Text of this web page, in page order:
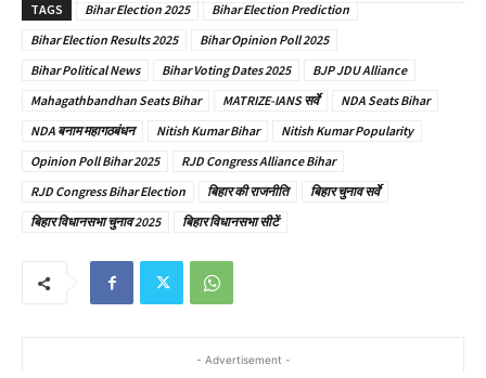
TAGS Bihar Election 2025
Bihar Election Prediction
Bihar Election Results 2025
Bihar Opinion Poll 2025
Bihar Political News
Bihar Voting Dates 2025
BJP JDU Alliance
Mahagathbandhan Seats Bihar
MATRIZE-IANS सर्वे
NDA Seats Bihar
NDA बनाम महागठबंधन
Nitish Kumar Bihar
Nitish Kumar Popularity
Opinion Poll Bihar 2025
RJD Congress Alliance Bihar
RJD Congress Bihar Election
बिहार की राजनीति
बिहार चुनाव सर्वे
बिहार विधानसभा चुनाव 2025
बिहार विधानसभा सीटें
- Advertisement -